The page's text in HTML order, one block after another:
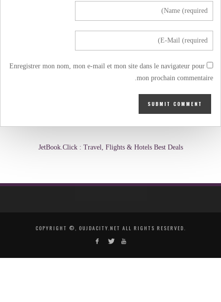
Enregistrer mon nom, mon e-mail et mon site dans le navigateur pour
mon prochain commentaire.
JetBook.Click : Travel, Flights & Hotels Best Deals
COPYRIGHT ©, OUJDACITY.NET ALL RIGHTS RESERVED.